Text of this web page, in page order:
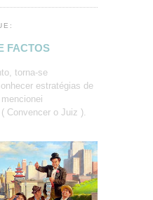
FACTOS
torna-se
estratégias de
Convencer o Juiz ).